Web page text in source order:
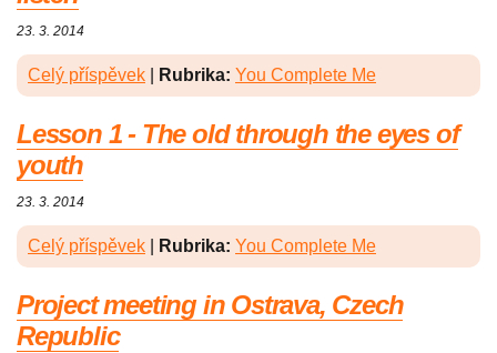
23. 3. 2014
Celý příspěvek Rubrika: You Complete Me
Lesson 1 - The old through the eyes of
youth
23. 3. 2014
Celý příspěvek Rubrika: You Complete Me
Project meeting in Ostrava, Czech
Republic